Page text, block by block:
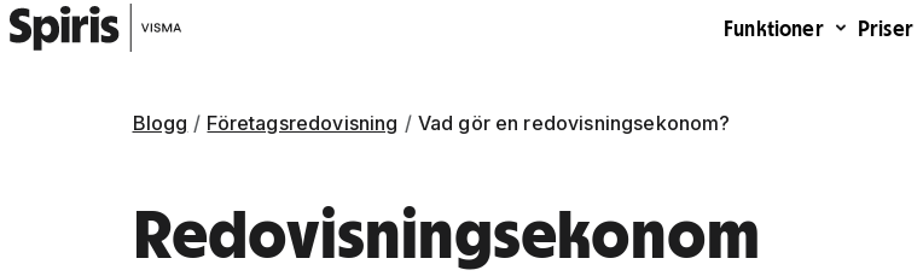
Funktioner Priser
Blogg Företagsredovisning Vad gör en redovisningsekonom?
Redovisningsekonom